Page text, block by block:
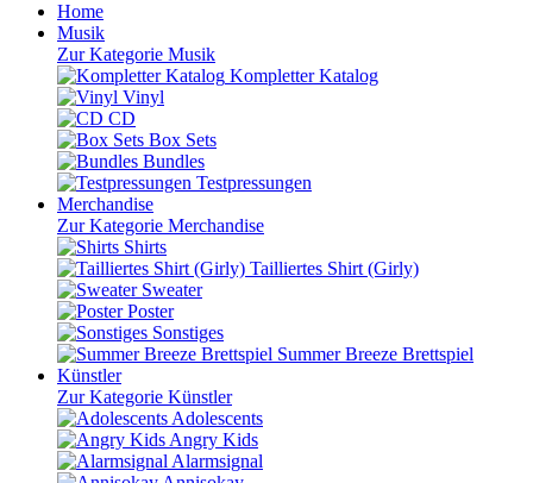
Home
Musik
Zur Kategorie Musik
Kompletter Katalog
Vinyl
CD
Box Sets
Bundles
Testpressungen
Merchandise
Zur Kategorie Merchandise
Shirts
Tailliertes Shirt (Girly)
Sweater
Poster
Sonstiges
Summer Breeze Brettspiel
Künstler
Zur Kategorie Künstler
Adolescents
Angry Kids
Alarmsignal